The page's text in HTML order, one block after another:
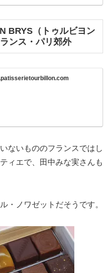
BRYS（トゥルビヨン
ンス・パリ郊外
ないもののフランスではし
ィエで、田中みな実さんも
・ノワゼットだそうです。